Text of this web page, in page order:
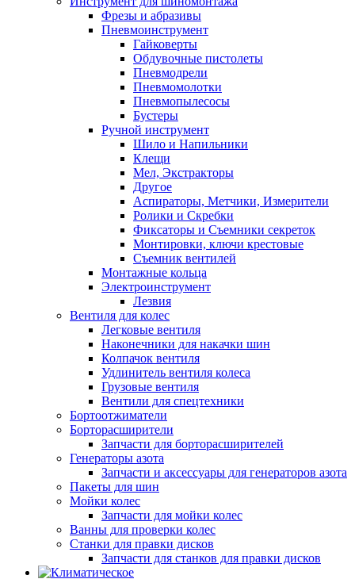
Фрезы и абразивы
Пневмоинструмент
Гайковерты
Обдувочные пистолеты
Пневмодрели
Пневмомолотки
Пневмопылесосы
Бустеры
Ручной инструмент
Шило и Напильники
Клещи
Мел, Экстракторы
Другое
Аспираторы, Метчики, Измерители
Ролики и Скребки
Фиксаторы и Съемники секреток
Монтировки, ключи крестовые
Съемник вентилей
Монтажные кольца
Электроинструмент
Лезвия
Вентиля для колес
Легковые вентиля
Наконечники для накачки шин
Колпачок вентиля
Удлинитель вентиля колеса
Грузовые вентиля
Вентили для спецтехники
Бортоотжиматели
Борторасширители
Запчасти для борторасширителей
Генераторы азота
Запчасти и аксессуары для генераторов азота
Пакеты для шин
Мойки колес
Запчасти для мойки колес
Ванны для проверки колес
Станки для правки дисков
Запчасти для станков для правки дисков